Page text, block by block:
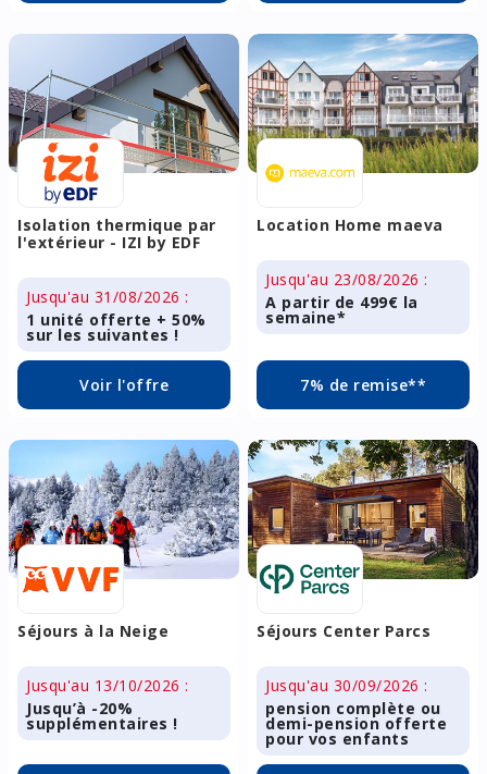
Isolation thermique par
l'extérieur - IZI by EDF
Jusqu'au 31/08/2026 :
1 unité offerte + 50%
sur les suivantes !
Voir l'offre
Location Home maeva
Jusqu'au 23/08/2026 :
A partir de 499€ la
semaine*
7% de remise**
Séjours à la Neige
Jusqu'au 13/10/2026 :
Jusqu’à -20%
supplémentaires !
Séjours Center Parcs
Jusqu'au 30/09/2026 :
pension complète ou
demi-pension offerte
pour vos enfants